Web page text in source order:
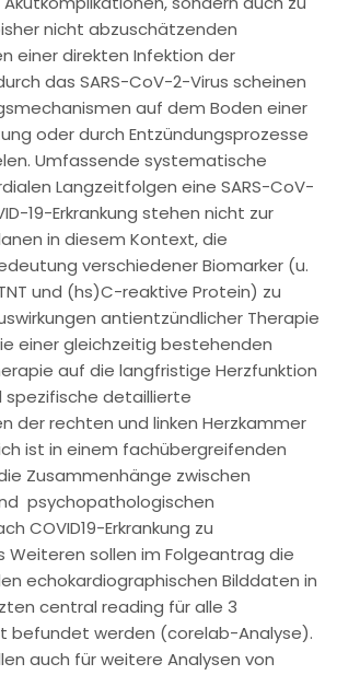
nicht abzuschätzenden
einer direkten Infektion der
das SARS-CoV-2-Virus scheinen
auf dem Boden einer
oder durch Entzündungsprozesse
Umfassende systematische
Langzeitfolgen eine SARS-CoV-
19-Erkrankung stehen nicht zur
in diesem Kontext, die
verschiedener Biomarker (u.
und (hs)C-reaktive Protein) zu
antientzündlicher Therapie
einer gleichzeitig bestehenden
auf die langfristige Herzfunktion
spezifische detaillierte
der rechten und linken Herzkammer
ist in einem fachübergreifenden
Zusammenhänge zwischen
psychopathologischen
COVID19-Erkrankung zu
Weiteren sollen im Folgeantrag die
echokardiographischen Bilddaten in
central reading für alle 3
befundet werden (corelab-Analyse).
auch für weitere Analysen von